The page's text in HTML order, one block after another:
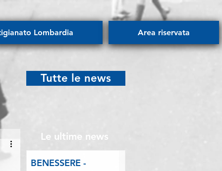
Lombardia Area riservata
Tutte le news
Le ultime news
BENESSERE -